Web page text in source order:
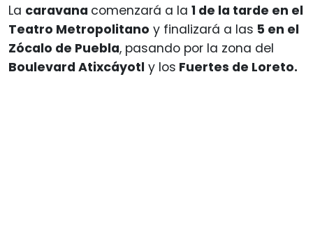
La caravana comenzará a la 1 de la tarde en el
Teatro Metropolitano y finalizará a las 5 en el
Zócalo de Puebla, pasando por la zona del
Boulevard Atixcáyotl y los Fuertes de Loreto.